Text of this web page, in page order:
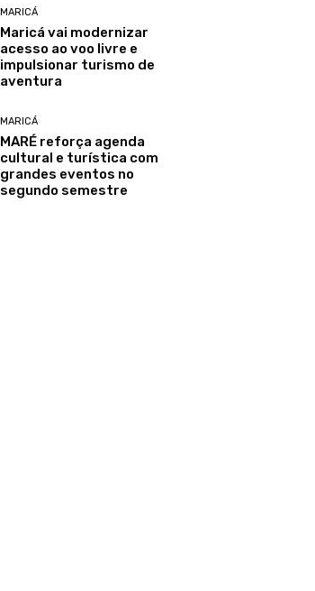
MARICÁ
Maricá vai modernizar
acesso ao voo livre e
impulsionar turismo de
aventura
MARICÁ
MARÉ reforça agenda
cultural e turística com
grandes eventos no
segundo semestre